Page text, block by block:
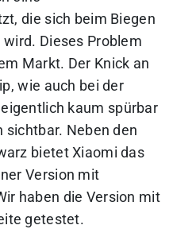
die sich beim Biegen
Dieses Problem
Markt. Der Knick an
wie auch bei der
kaum spürbar
sichtbar. Neben den
bietet Xiaomi das
Version mit
haben die Version mit
getestet.